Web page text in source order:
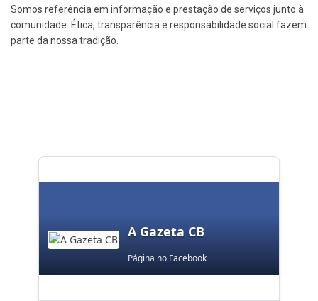
Somos referência em informação e prestação de serviços junto à
comunidade. Ética, transparência e responsabilidade social fazem
parte da nossa tradição.
A Gazeta CB
Página no Facebook